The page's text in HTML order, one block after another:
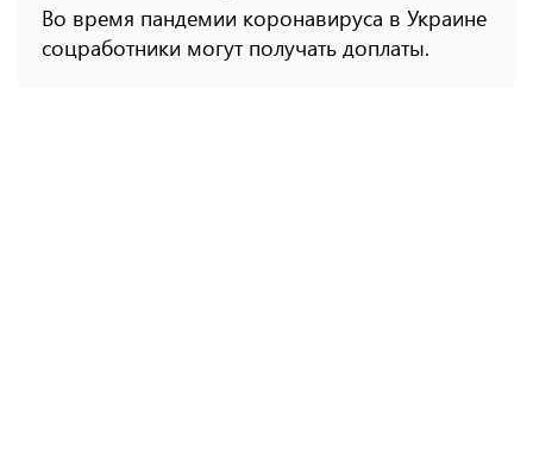
Во время пандемии коронавируса в Украине
соцработники могут получать доплаты.